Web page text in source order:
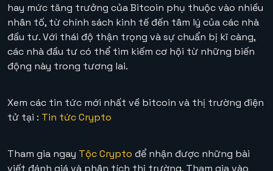
hay mức tăng trưởng của Bitcoin phụ thuộc vào nhiều
nhân tố, từ chính sách kinh tế đến tâm lý của các nhà
đầu tư. Với thái độ thận trọng và sự chuẩn bị kĩ càng,
các nhà đầu tư có thể tìm kiếm cơ hội từ những biến
động này trong tương lai.
Xem các tin tức mới nhất về bitcoin và thị trường điện
tử tại : Tin tức Crypto
Tham gia ngay Tộc Crypto để nhận được những bài
viết đánh giá và phân tích thị trường, Tham gia vào